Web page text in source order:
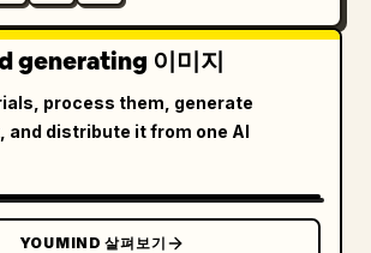
오른쪽 뾰족한 말풍선: 「な、納
臭すぎる…！絶対ムリ…！」
먹음직스러운 음식 클로즈업, 맛있는
푸딩, 그리고 끔찍한 낫토 사이의
비. 워터마크 없음, 추가 패널 없음,
음.
generating 이미지
process them, generate
and distribute it from one AI
YOUMIND 살펴보기